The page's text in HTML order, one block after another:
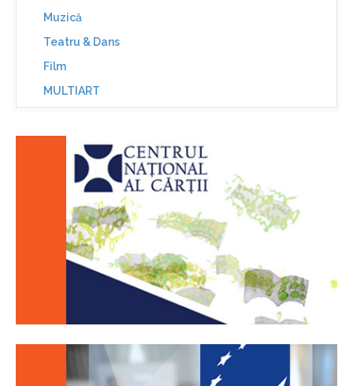
Muzică
Teatru & Dans
Film
MULTIART